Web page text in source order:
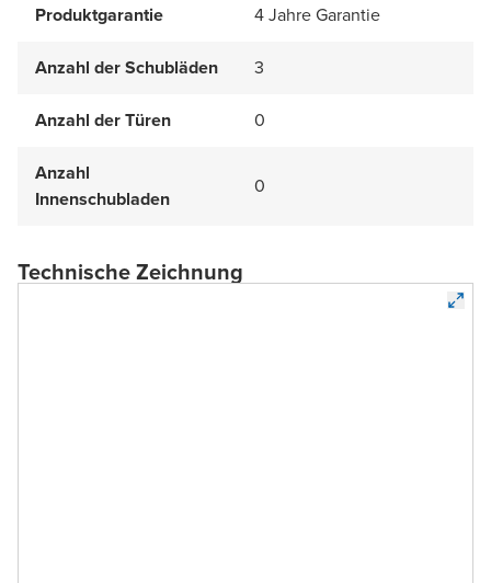
Produktgarantie 4 Jahre Garantie
Anzahl der Schubläden 3
Anzahl der Türen 0
Anzahl
Innenschubladen
0
Technische Zeichnung